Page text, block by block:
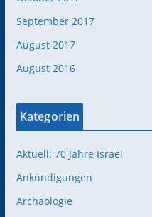
September 2017
August 2017
August 2016
Kategorien
Aktuell: 70 Jahre Israel
Ankündigungen
Archäologie